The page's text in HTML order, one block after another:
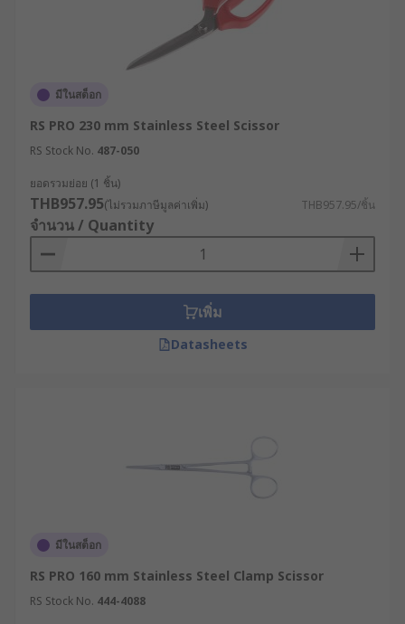
หยักขนาดเล็ก จะช่วยยึดเกาะได้ดีเมื่อต้องตัดวัสดุ
ที่มีความลื่น เช่น พลาสติก หรือสิ่งทอเทคนิค
โครงสร้างจุดหมุนและการปรับแต่ง : จุดหมุนแบบ
มีดและบำรุงรักษาได้ตลอดอายุการใช้งาน ช่วย
รักษาประสิทธิภาพ และช่วยยืดอายุการใช้งาน
ของกรรไกรอุตสาหกรรม (Industrial Scissor)
เลือกกรรไกรป้องกันไฟฟ้าสถิต (ESD-Safe) สำหรับงาน
อิเล็กทรอนิกส์ : ในพื้นที่ที่ต้องควบคุมไฟฟ้าสถิต อาจ
จำเป็นต้องเลือกใช้กรรไกรแบบ ESD-safe ที่มีด้ามจับ
แบบกระจายไฟฟ้าสถิต เพื่อลดความเสี่ยงจากความเสีย
หายต่อส่วนประกอบอิเล็กทรอนิกส์ที่มีความละเอียด
ยกระดับงานตัดของคุณด้วย
หากกำลังมองหาเครื่องมือที่ช่วยให้งานตัดเป็นเรื่องง่าย
อเนกประสงค์ ไปจนถึงกรรไกรสเปกงานหนัก จาก
แบรนด์ชั้นนำ เช่น RS PRO,ideal-tek,William
Whiteley & Sonsมั่นใจได้ในความคมที่ยาวนาน
มีในสต็อก
RS PRO 230 mm Stainless Steel Scissor
RS Stock No. 487-050
ยอดรวมย่อย (1 ชิ้น)
THB957.95(ไม่รวมภาษีมูลค่าเพิ่ม) THB957.95/ชิ้น
จำนวน / Quantity
เพิ่ม
Datasheets
มีในสต็อก
RS PRO 160 mm Stainless Steel Clamp Scissor
RS Stock No. 444-4088